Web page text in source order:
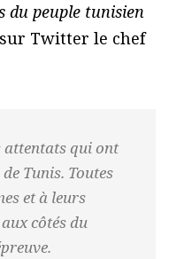
du peuple tunisien
Twitter le chef
attentats qui ont
Tunis. Toutes
et à leurs
côtés du